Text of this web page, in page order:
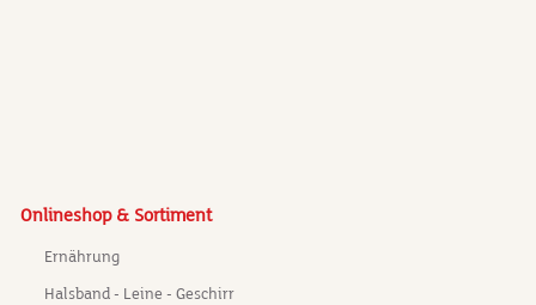
Onlineshop & Sortiment
Ernährung
Halsband - Leine - Geschirr